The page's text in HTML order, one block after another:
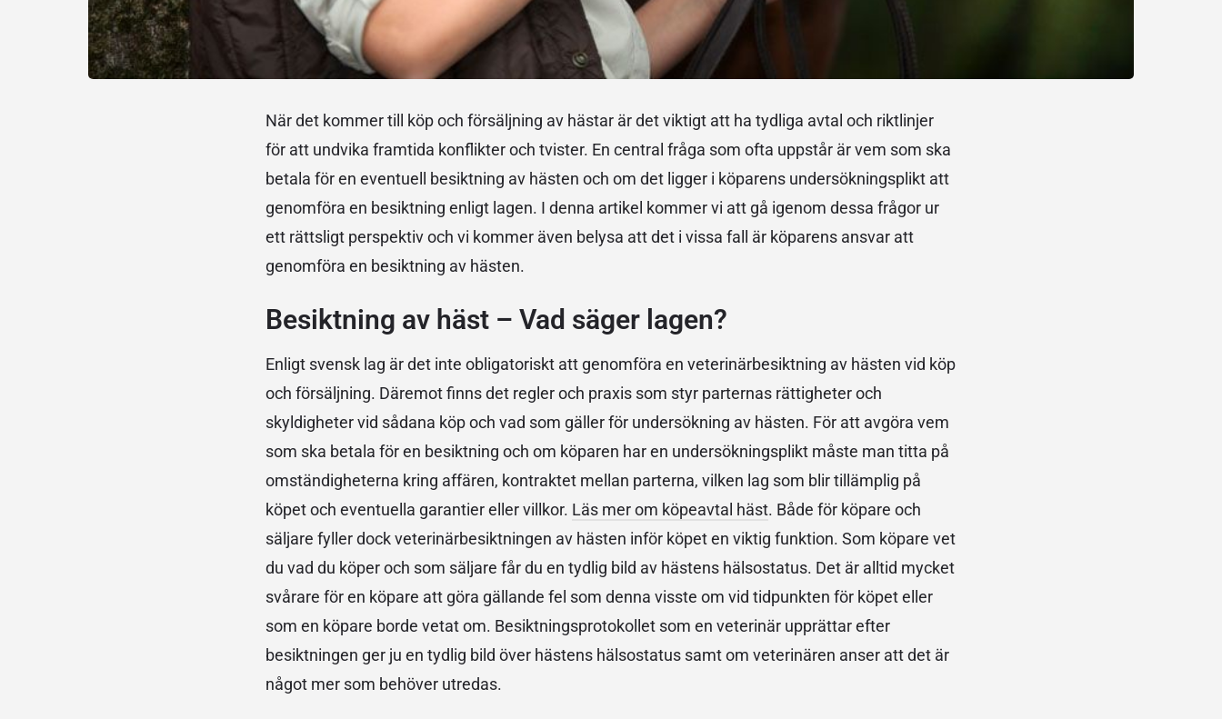
När det kommer till köp och försäljning av hästar är det viktigt att ha tydliga avtal och riktlinjer
för att undvika framtida konflikter och tvister. En central fråga som ofta uppstår är vem som ska
betala för en eventuell besiktning av hästen och om det ligger i köparens undersökningsplikt att
genomföra en besiktning enligt lagen. I denna artikel kommer vi att gå igenom dessa frågor ur
ett rättsligt perspektiv och vi kommer även belysa att det i vissa fall är köparens ansvar att
genomföra en besiktning av hästen.
Besiktning av häst – Vad säger lagen?
Enligt svensk lag är det inte obligatoriskt att genomföra en veterinärbesiktning av hästen vid köp
och försäljning. Däremot finns det regler och praxis som styr parternas rättigheter och
skyldigheter vid sådana köp och vad som gäller för undersökning av hästen. För att avgöra vem
som ska betala för en besiktning och om köparen har en undersökningsplikt måste man titta på
omständigheterna kring affären, kontraktet mellan parterna, vilken lag som blir tillämplig på
köpet och eventuella garantier eller villkor. Läs mer om köpeavtal häst. Både för köpare och
säljare fyller dock veterinärbesiktningen av hästen inför köpet en viktig funktion. Som köpare vet
du vad du köper och som säljare får du en tydlig bild av hästens hälsostatus. Det är alltid mycket
svårare för en köpare att göra gällande fel som denna visste om vid tidpunkten för köpet eller
som en köpare borde vetat om. Besiktningsprotokollet som en veterinär upprättar efter
besiktningen ger ju en tydlig bild över hästens hälsostatus samt om veterinären anser att det är
något mer som behöver utredas.